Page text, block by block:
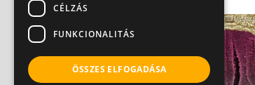
CÉLZÁS
FUNKCIONALITÁS
ÖSSZES ELFOGADÁSA